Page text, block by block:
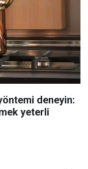
deneyin:
yeterli